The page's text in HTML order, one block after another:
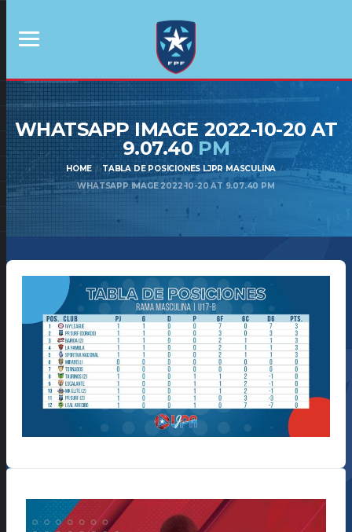
WHATSAPP IMAGE 2022-10-20 AT
9.07.40 PM
HOME
TABLA DE POSICIONES LJPR MASCULINA
WHATSAPP IMAGE 2022-10-20 AT 9.07.40 PM